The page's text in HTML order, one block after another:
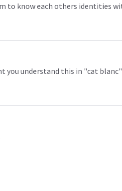
to know each others identities
you understand this in "cat